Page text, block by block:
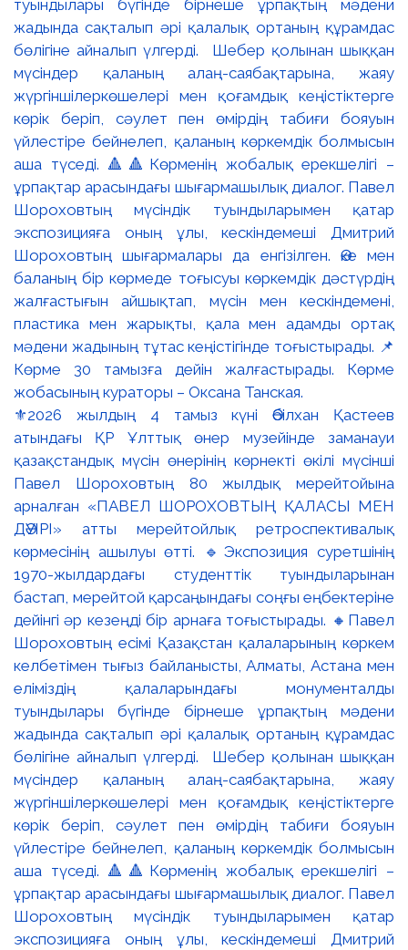
⚜️2026 жылдың 4 тамыз күні Әбілхан Қастеев
атындағы ҚР Ұлттық өнер музейінде заманауи
қазақстандық мүсін өнерінің көрнекті өкілі мүсінші
Павел Шороховтың 80 жылдық мерейтойына
арналған «ПАВЕЛ ШОРОХОВТЫҢ ҚАЛАСЫ МЕН
ДӘУІРІ» атты мерейтойлық ретроспективалық
көрмесінің ашылуы өтті. 🔹Экспозиция суретшінің
1970-жылдардағы студенттік туындыларынан
бастап, мерейтой қарсаңындағы соңғы еңбектеріне
дейінгі әр кезеңді бір арнаға тоғыстырады. 🔸Павел
Шороховтың есімі Қазақстан қалаларының көркем
келбетімен тығыз байланысты, Алматы, Астана мен
еліміздің қалаларындағы монументалды
туындылары бүгінде бірнеше ұрпақтың мәдени
жадында сақталып әрі қалалық ортаның құрамдас
бөлігіне айналып үлгерді. Шебер қолынан шыққан
мүсіндер қаланың алаң-саябақтарына, жаяу
жүргіншілеркөшелері мен қоғамдық кеңістіктерге
көрік беріп, сәулет пен өмірдің табиғи бояуын
үйлестіре бейнелеп, қаланың көркемдік болмысын
аша түседі. 🔺🔺Көрменің жобалық ерекшелігі –
ұрпақтар арасындағы шығармашылық диалог. Павел
Шороховтың мүсіндік туындыларымен қатар
экспозицияға оның ұлы, кескіндемеші Дмитрий